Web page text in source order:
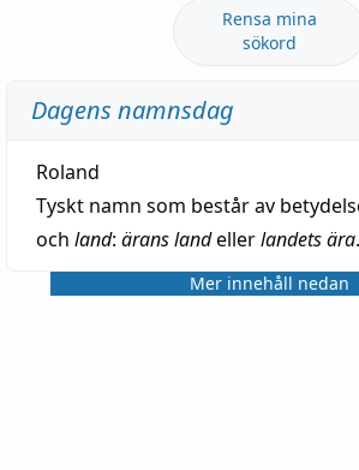
Rensa mina
sökord
Dagens namnsdag
Roland
Tyskt namn som består av
och land: ärans landellerlandets ära.
Mer innehåll nedan